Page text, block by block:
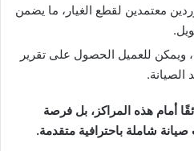
معتمدين لقطع الغيار، ما يضمن
ويمكن للعميل الحصول على تقرير
أمام هذه المراكز، بل فرصة
شاملة باحترافية متقدمة.